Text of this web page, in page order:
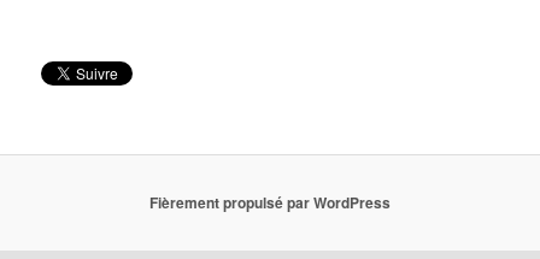
Fièrement propulsé par WordPress